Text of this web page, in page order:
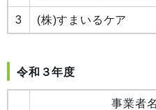
3 (株)すまいるケア
令和３年度
事業者